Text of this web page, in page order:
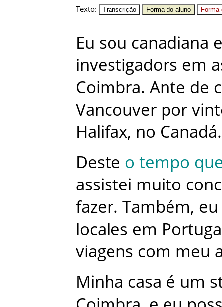
Texto: Transcrição Forma do aluno Forma
Eu sou canadiana e
investigadors em
Coimbra. Ante de
Vancouver por
Halifax, no Canadá.
Deste o tempo
assistei muito
fazer. Também, eu
locales em
viagens com meu
Minha casa é um